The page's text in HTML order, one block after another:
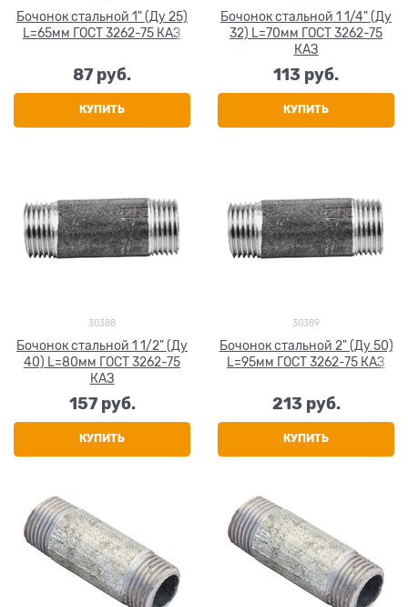
Бочонок стальной 1" (Ду 25)
L=65мм ГОСТ 3262-75 КАЗ
87 руб.
КУПИТЬ
Бочонок стальной 1 1/4" (Ду
32) L=70мм ГОСТ 3262-75
КАЗ
113 руб.
КУПИТЬ
30388
Бочонок стальной 1 1/2" (Ду
40) L=80мм ГОСТ 3262-75
КАЗ
157 руб.
КУПИТЬ
30389
Бочонок стальной 2" (Ду 50)
L=95мм ГОСТ 3262-75 КАЗ
213 руб.
КУПИТЬ